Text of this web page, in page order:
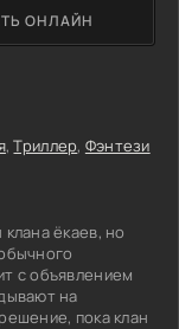
,Триллер, Фэнтези
ёкаев, но
с объявлением
на
пока клан
ОНЛАЙН